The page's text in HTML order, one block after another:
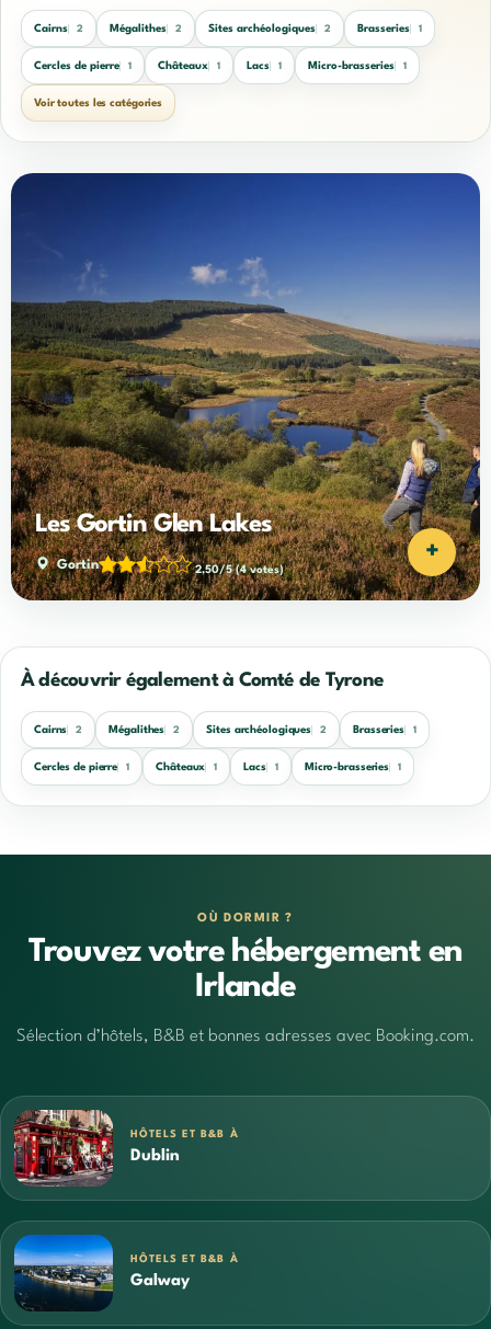
Cairns 2 Mégalithes 2 Sites archéologiques 2 Brasseries 1
Cercles de pierre 1 Châteaux 1 Lacs 1 Micro-brasseries 1
Voir toutes les catégories
Les Gortin Glen Lakes
Gortin 2,50/5(4 votes)
+
À découvrir également à Comté de Tyrone
Cairns 2 Mégalithes 2 Sites archéologiques 2 Brasseries 1
Cercles de pierre 1 Châteaux 1 Lacs 1 Micro-brasseries 1
OÙ DORMIR ?
Trouvez votre hébergement en
Irlande
Sélection d’hôtels, B&B et bonnes adresses avec Booking.com.
HÔTELS ET B&B À
Dublin
HÔTELS ET B&B À
Galway